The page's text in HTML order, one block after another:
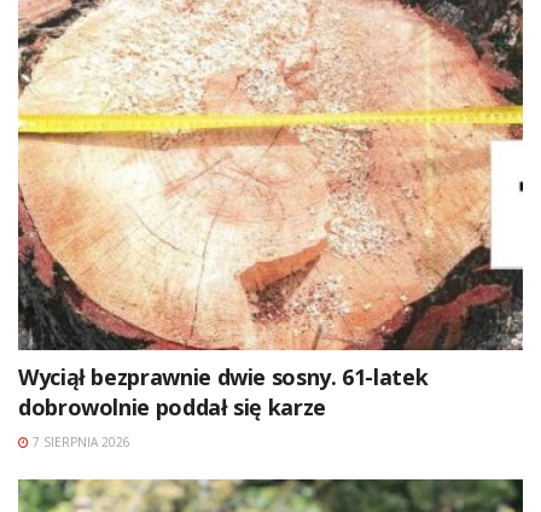
Wyciął bezprawnie dwie sosny. 61-latek
dobrowolnie poddał się karze
7 SIERPNIA 2026